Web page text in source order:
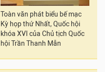
Toàn văn phát biểu bế mạc
Kỳ họp thứ Nhất, Quốc hội
khóa XVI của Chủ tịch Quốc
hội Trần Thanh Mẫn